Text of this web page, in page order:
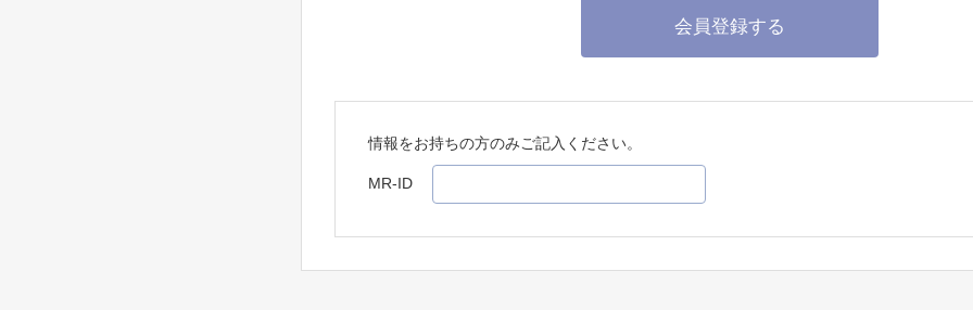
会員登録する
情報をお持ちの方のみご記入ください。
MR-ID